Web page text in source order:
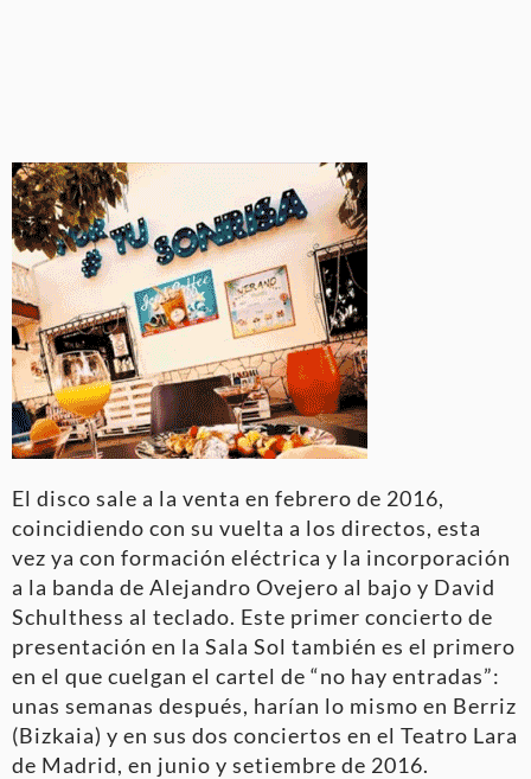
El disco sale a la venta en febrero de 2016,
coincidiendo con su vuelta a los directos, esta
vez ya con formación eléctrica y la incorporación
a la banda de Alejandro Ovejero al bajo y David
Schulthess al teclado. Este primer concierto de
presentación en la Sala Sol también es el primero
en el que cuelgan el cartel de “no hay entradas”:
unas semanas después, harían lo mismo en Berriz
(Bizkaia) y en sus dos conciertos en el Teatro Lara
de Madrid, en junio y setiembre de 2016.